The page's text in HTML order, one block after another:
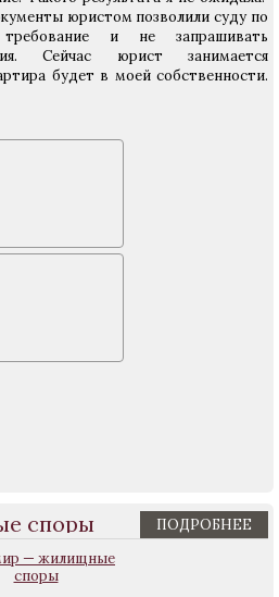
юристом позволили суду по
и не запрашивать
Сейчас юрист занимается
будет в моей собственности.
споры ПОДРОБНЕЕ